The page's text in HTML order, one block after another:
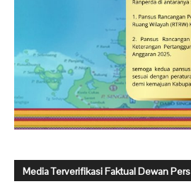
Media Terverifikasi Faktual Dewan Pers